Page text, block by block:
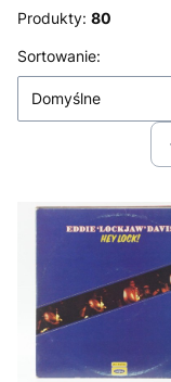
Produkty: 80
Lista produktów
Sortowanie:
Domyślne